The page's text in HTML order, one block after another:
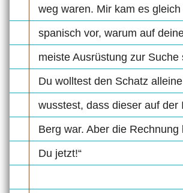
weg waren. Mir kam es gleich
spanisch vor, warum auf
meiste Ausrüstung zur Suche
Du wolltest den Schatz
wusstest, dass dieser auf der
Berg war. Aber die Rechnung
Du jetzt!“